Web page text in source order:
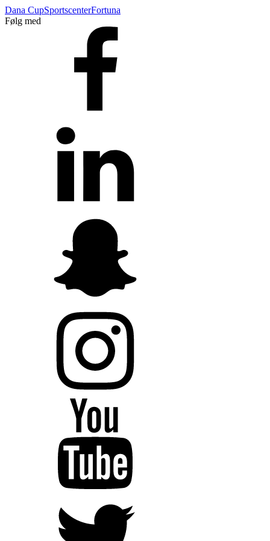
Dana CupSportscenterFortuna
Følg med